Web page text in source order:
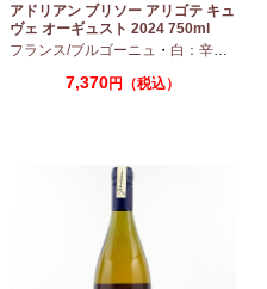
アドリアン ブリソー アリゴテ キュ
ヴェ オーギュスト 2024 750ml
フランス/ブルゴーニュ ・ 白：辛口 ア
7,370円（税込）